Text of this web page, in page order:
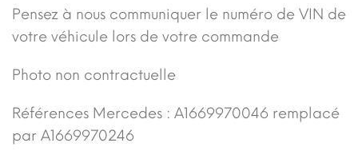
Pensez à nous communiquer le numéro de VIN de
votre véhicule lors de votre commande
Photo non contractuelle
Références Mercedes : A1669970046 remplacé
par A1669970246